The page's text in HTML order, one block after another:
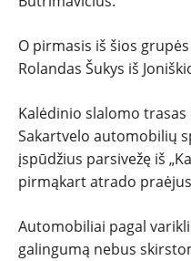
O pirmasis iš šios
Rolandas Šukys iš
Kalėdinio slalomo
Sakartvelo automobilių
įspūdžius parsivežę iš
pirmąkart atrado
Automobiliai pagal
galingumą nebus